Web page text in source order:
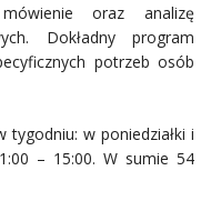
oraz analizę
Dokładny program
potrzeb osób
tygodniu: w poniedziałki i
– 15:00. W sumie 54